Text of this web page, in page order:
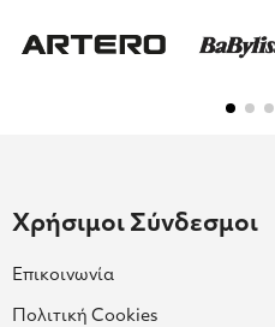
Χρήσιμοι Σύνδεσμοι
Επικοινωνία
Πολιτική Cookies